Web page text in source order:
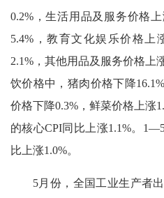
0.2%，生活用品及服务价格
5.4%，教育文化娱乐价格上
2.1%，其他用品及服务价格上
饮价格中，猪肉价格下降
价格下降0.3%，鲜菜价格上涨
的核心CPI同比上涨1.1%。
比上涨1.0%。
5月份，全国工业生产者